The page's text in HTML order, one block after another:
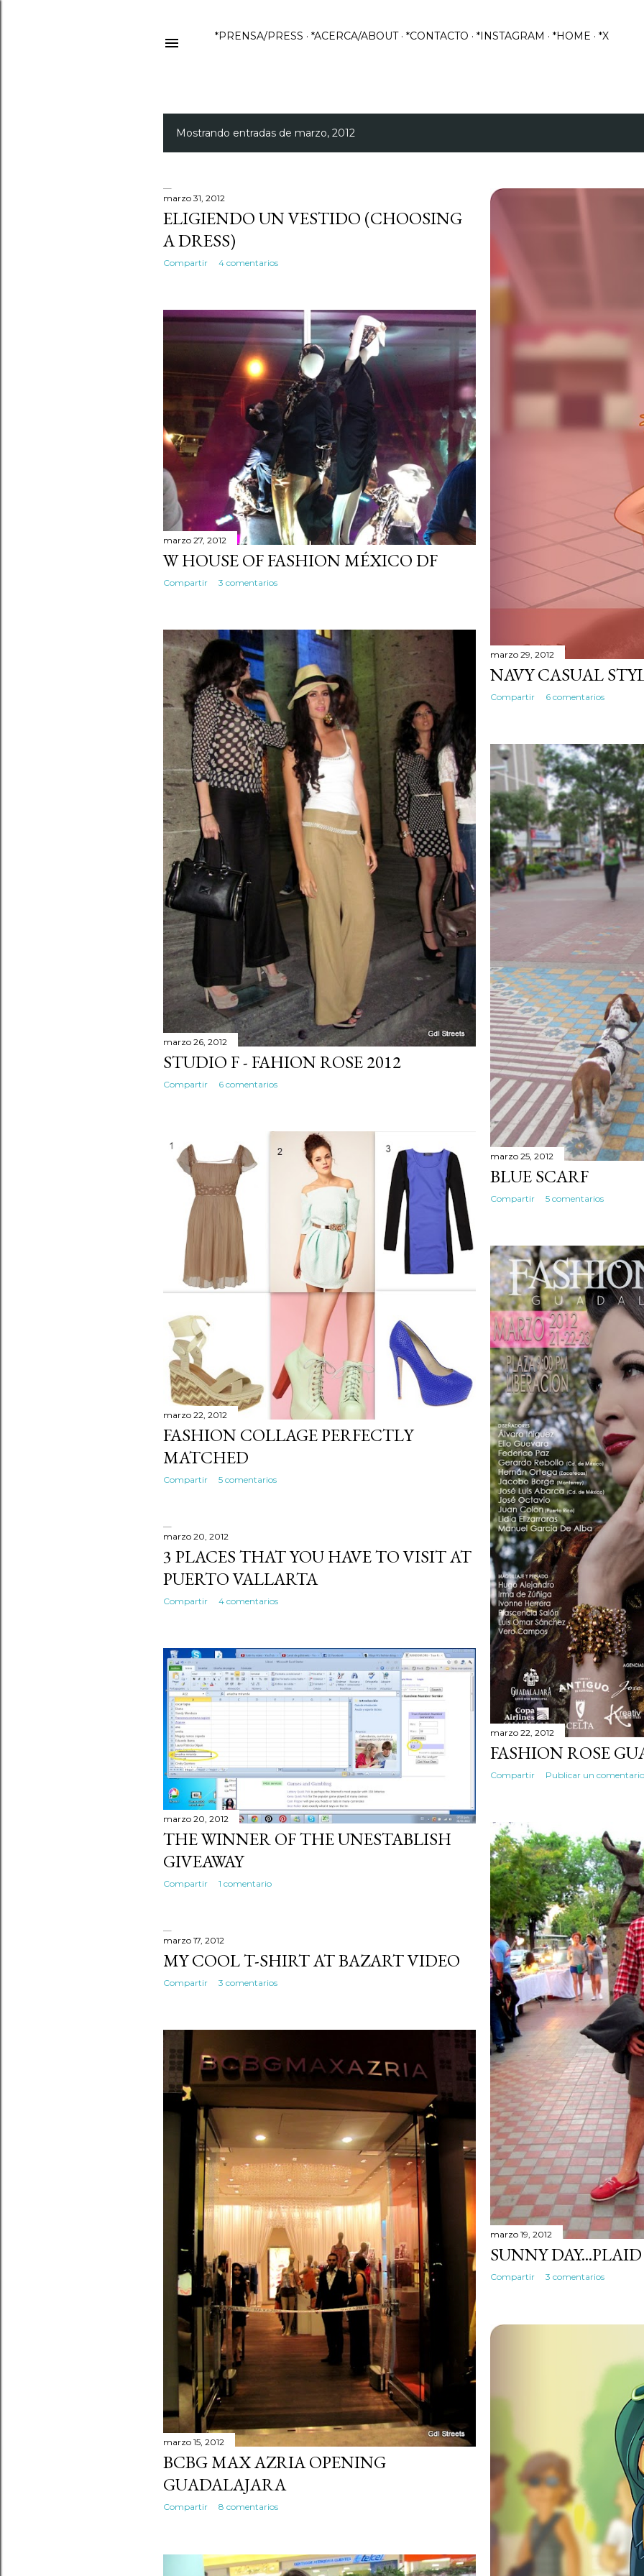
*PRENSA/PRESS *ACERCA/ABOUT *CONTACTO *INSTAGRAM *HOME *X
E
t
r
a
a
s
Mostrando entradas de marzo, 2012
marzo 31, 2012
ELIGIENDO UN VESTIDO (CHOOSING
A DRESS)
Compartir 4 comentarios
marzo 29, 2012
NAVY CASUAL
Compartir 6 comentarios
marzo 27, 2012
W HOUSE OF FASHION MÉXICO DF
Compartir 3 comentarios
marzo 26, 2012
STUDIO F - FAHION ROSE 2012
Compartir 6 comentarios
marzo 25, 2012
BLUE SCARF
Compartir 5 comentarios
marzo 22, 2012
FASHION COLLAGE PERFECTLY
MATCHED
Compartir 5 comentarios
marzo 22, 2012
FASHION ROSE
Compartir Publicar un comentario
marzo 20, 2012
3 PLACES THAT YOU HAVE TO VISIT AT
PUERTO VALLARTA
Compartir 4 comentarios
marzo 20, 2012
THE WINNER OF THE UNESTABLISH
GIVEAWAY
Compartir 1 comentario
marzo 19, 2012
SUNNY
Compartir 3 comentarios
marzo 17, 2012
MY COOL T-SHIRT AT BAZART VIDEO
Compartir 3 comentarios
marzo 15, 2012
BCBG MAX AZRIA OPENING
GUADALAJARA
Compartir 8 comentarios